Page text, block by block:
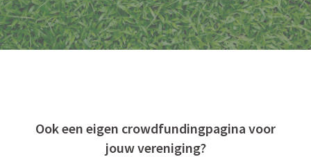
Ook een eigen crowdfundingpagina voor
jouw vereniging?